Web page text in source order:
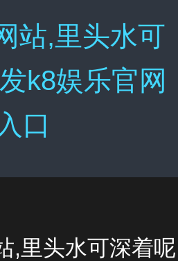
站,里头水可
k8娱乐官网
入口
,里头水可深着呢